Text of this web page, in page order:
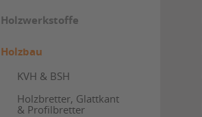
Holzwerkstoffe
Holzbau
KVH & BSH
Holzbretter, Glattkant
& Profilbretter